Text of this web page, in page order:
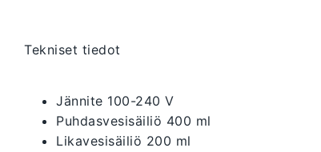
Tekniset tiedot
Jännite 100-240 V
Puhdasvesisäiliö 400 ml
Likavesisäiliö 200 ml